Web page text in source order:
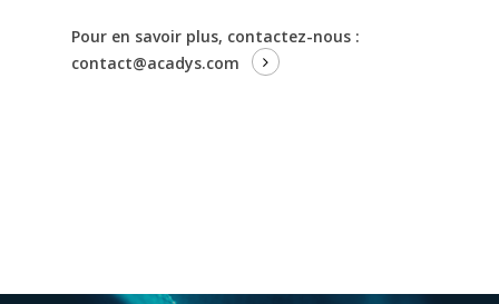
Pour en savoir plus, contactez-nous :
contact@acadys.com